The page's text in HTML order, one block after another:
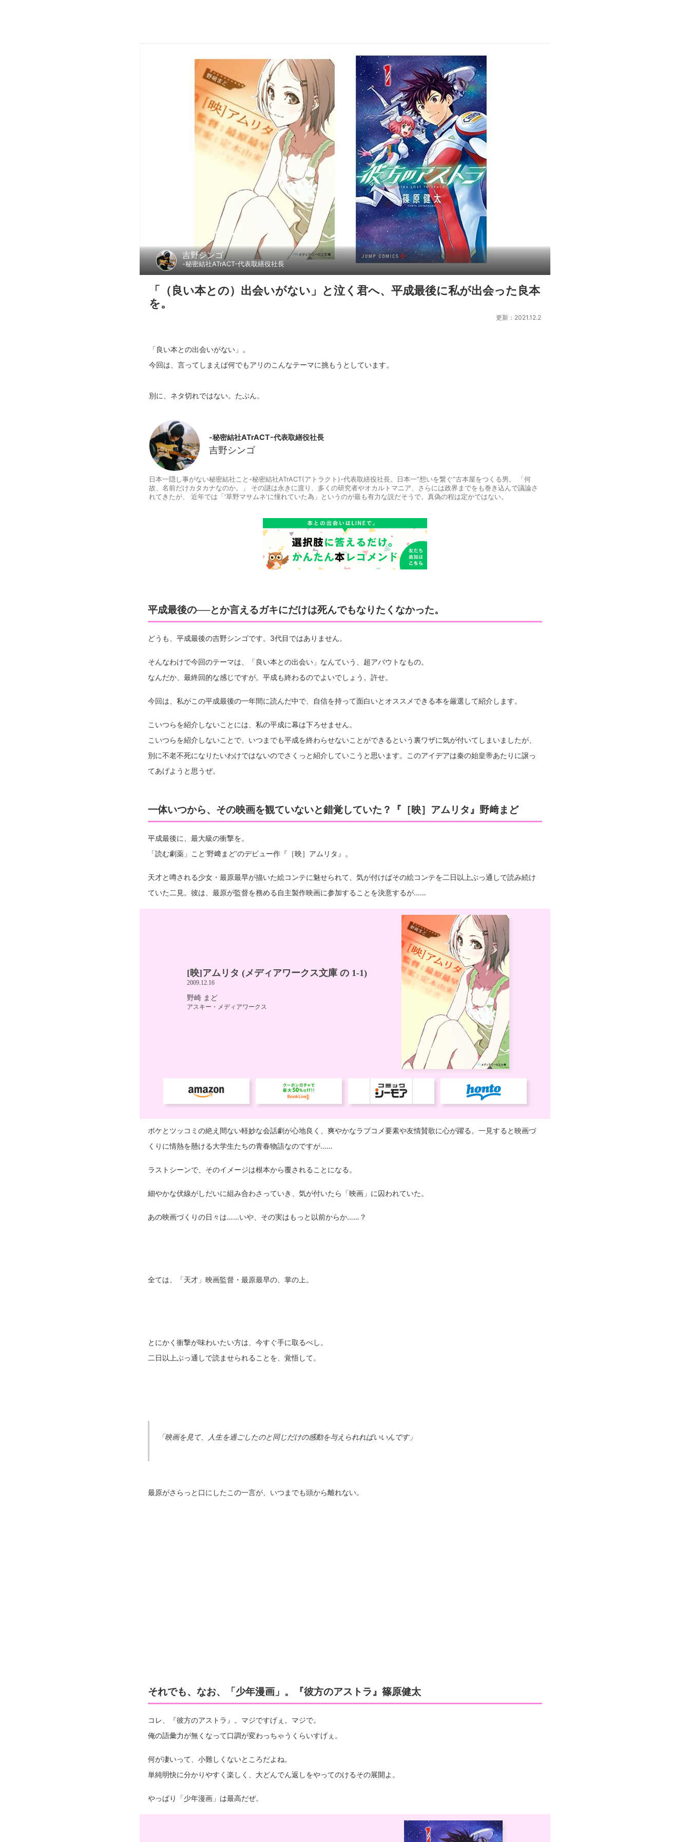
吉野シンゴ
-秘密結社ATrACT-代表取繕役社長
「（良い本との）出会いがない」と泣く君へ、平成最後に私が出会った良本
を。
更新：2021.12.2
「良い本との出会いがない」。
今回は、言ってしまえば何でもアリのこんなテーマに挑もうとしています。
-秘密結社ATrACT-代表取繕役社長
吉野シンゴ
日本一隠し事がない秘密結社こと-秘密結社ATrACT(アトラクト)-代表取繕役社長。日本一“想いを繋ぐ”古本屋をつくる男。 「何
故、名前だけカタカナなのか。」 その謎は永きに渡り、多くの研究者やオカルトマニア、さらには政界までをも巻き込んで議論さ
れてきたが、 近年では「'草野マサムネ'に憧れていた為」というのが最も有力な説だそうで。真偽の程は定かではない。
平成最後の──とか言えるガキにだけは死んでもなりたくなかった。
どうも、平成最後の吉野シンゴです。3代目ではありません。
そんなわけで今回のテーマは、「良い本との出会い」なんていう、超アバウトなもの。
なんだか、最終回的な感じですが。平成も終わるのでよいでしょう。許せ。
今回は、私がこの平成最後の一年間に読んだ中で、自信を持って面白いとオススメできる本を厳選して紹介します。
こいつらを紹介しないことには、私の平成に幕は下ろせません。
こいつらを紹介しないことで、いつまでも平成を終わらせないことができるという裏ワザに気が付いてしまいましたが、
別に不老不死になりたいわけではないのでさくっと紹介していこうと思います。このアイデアは秦の始皇帝あたりに譲っ
てあげようと思うぜ。
一体いつから、その映画を観ていないと錯覚していた？『［映］アムリタ』野﨑まど
平成最後に、最大級の衝撃を。
「読む劇薬」こと‘野﨑まど’のデビュー作『［映］アムリタ』。
天才と噂される少女・最原最早が描いた絵コンテに魅せられて、気が付けばその絵コンテを二日以上ぶっ通しで読み続け
ていた二見。彼は、最原が監督を務める自主製作映画に参加することを決意するが……
ボケとツッコミの絶え間ない軽妙な会話劇が心地良く、爽やかなラブコメ要素や友情賛歌に心が躍る。一見すると映画づ
くりに情熱を懸ける大学生たちの青春物語なのですが……
ラストシーンで、そのイメージは根本から覆されることになる。
細やかな伏線がしだいに組み合わさっていき、気が付いたら「映画」に囚われていた。
あの映画づくりの日々は……いや、その実はもっと以前からか……？
全ては、「天才」映画監督・最原最早の、掌の上。
とにかく衝撃が味わいたい方は、今すぐ手に取るべし。
二日以上ぶっ通しで読ませられることを、覚悟して。
「映画を見て、人生を過ごしたのと同じだけの感動を与えられればいいんです」
最原がさらっと口にしたこの一言が、いつまでも頭から離れない。
それでも、なお、「少年漫画」。『彼方のアストラ』篠原健太
コレ、『彼方のアストラ』。マジですげぇ。マジで。
俺の語彙力が無くなって口調が変わっちゃうくらいすげぇ。
何が凄いって、小難しくないところだよね。
単純明快に分かりやすく楽しく、大どんでん返しをやってのけるその展開よ。
やっぱり「少年漫画」は最高だぜ。